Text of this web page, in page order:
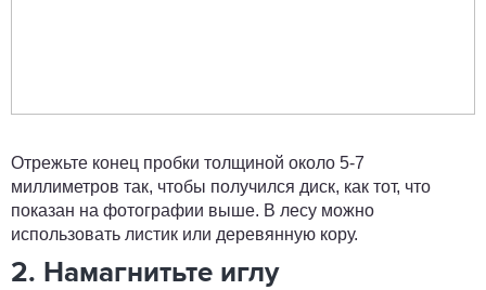
Отрежьте конец пробки толщиной около 5-7
миллиметров так, чтобы получился диск, как тот, что
показан на фотографии выше. В лесу можно
использовать листик или деревянную кору.
2. Намагнитьте иглу